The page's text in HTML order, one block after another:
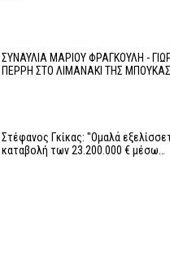
ΣΥΝΑΥΛΙΑ ΜΑΡΙΟΥ ΦΡΑΓΚΟΥΛΗ -
ΠΕΡΡΗ ΣΤΟ ΛΙΜΑΝΑΚΙ ΤΗΣ
Στέφανος Γκίκας: "Ομαλά
καταβολή των 23.200.000 € μέσω…